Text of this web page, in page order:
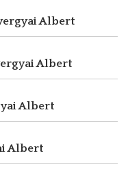
Albert
Albert
Albert
Albert